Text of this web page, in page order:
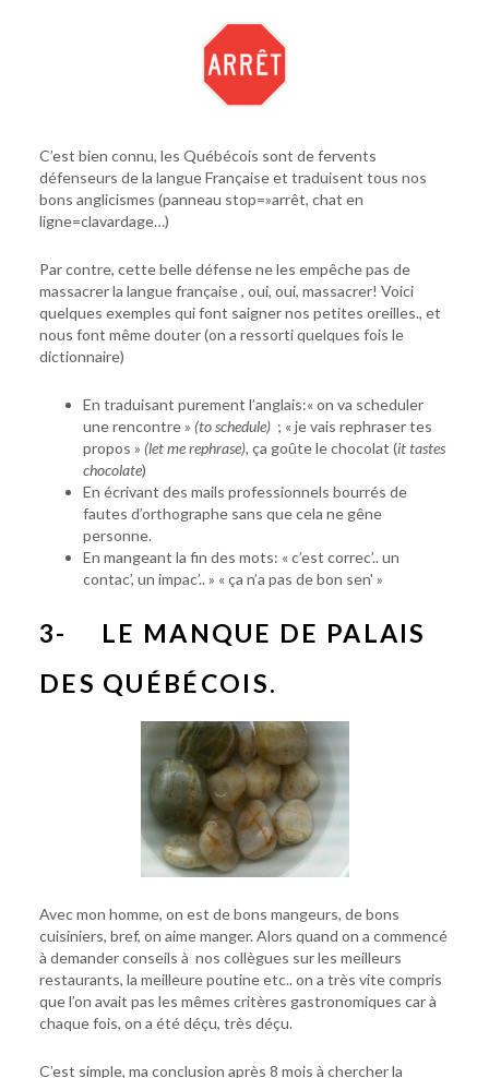
C’est bien connu, les Québécois sont de fervents
défenseurs de la langue Française et traduisent tous nos
bons anglicismes (panneau stop=»arrêt, chat en
ligne=clavardage…)
Par contre, cette belle défense ne les empêche pas de
massacrer la langue française , oui, oui, massacrer! Voici
quelques exemples qui font saigner nos petites oreilles., et
nous font même douter (on a ressorti quelques fois le
dictionnaire)
En traduisant purement l’anglais:« on va scheduler
une rencontre » (to schedule) ; « je vais rephraser tes
propos » (let me rephrase), ça goûte le chocolat (it tastes
chocolate)
En écrivant des mails professionnels bourrés de
fautes d’orthographe sans que cela ne gêne
personne.
En mangeant la fin des mots: « c’est correc’.. un
contac’, un impac’.. » « ça n’a pas de bon sen' »
3- LE MANQUE DE PALAIS
DES QUÉBÉCOIS.
Avec mon homme, on est de bons mangeurs, de bons
cuisiniers, bref, on aime manger. Alors quand on a commencé
à demander conseils à nos collègues sur les meilleurs
restaurants, la meilleure poutine etc.. on a très vite compris
que l’on avait pas les mêmes critères gastronomiques car à
chaque fois, on a été déçu, très déçu.
C’est simple, ma conclusion après 8 mois à chercher la